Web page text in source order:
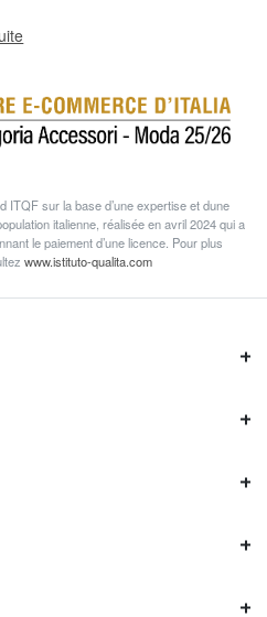
ITQF sur la base d’une expertise et dune
italienne, réalisée en avril 2024 qui a
le paiement d’une licence. Pour plus
www.istituto-qualita.com